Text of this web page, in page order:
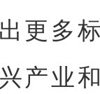
更多
产业